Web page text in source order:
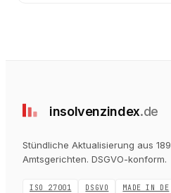
insolvenzindex.de
Stündliche Aktualisierung aus 189
Amtsgerichten. DSGVO-konform.
ISO 27001 DSGVO MADE IN DE